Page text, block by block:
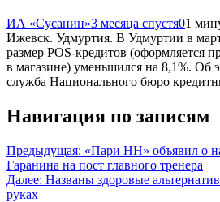
ИА «Сусанин»3 месяца спустя01
Ижевск. Удмуртия. В Удмуртии в
размер POS-кредитов (оформляется
в магазине) уменьшился на 8,1%. Об
служба Национального бюро
Навигация по записям
Предыдущая: «Пари НН» объявил о
Гаранина на пост главного тренера
Далее: Названы здоровые
руках